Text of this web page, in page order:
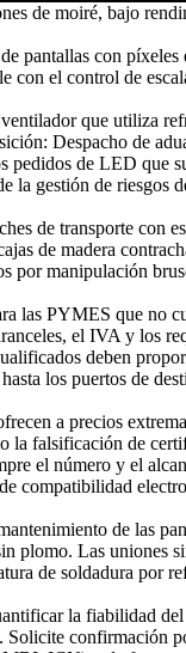
de moiré, bajo
pantallas con
con el control de
que utiliza
Despacho de
pedidos de LED que
la gestión de riesgos
de transporte con
de madera
​​por manipulación
las PYMES que no
el IVA y los
deben
los puertos de
a precios
la falsificación de
el número y el
compatibilidad
de las
plomo. Las uniones
de soldadura por
la fiabilidad
confirmación